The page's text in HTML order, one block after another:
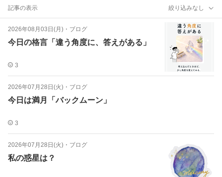
記事の表示 絞り込みなし
2026年08月03日(月) ・ ブログ
今日の格言「違う角度に、答えがある」
3
2026年07月28日(火) ・ ブログ
今日は満月「バックムーン」
3
2026年07月28日(火) ・ ブログ
私の惑星は？